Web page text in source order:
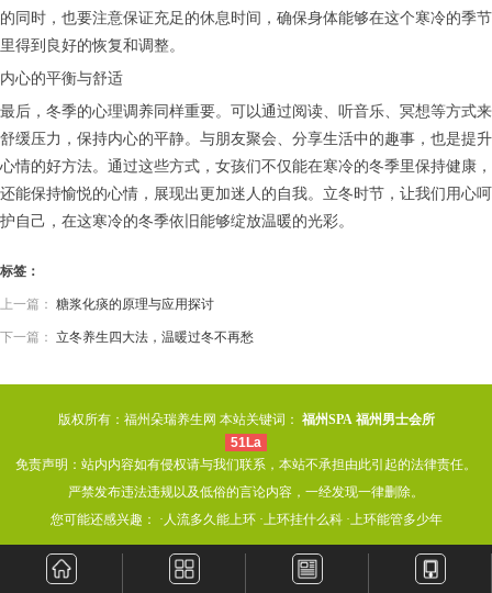
的同时，也要注意保证充足的休息时间，确保身体能够在这个寒冷的季节
里得到良好的恢复和调整。
内心的平衡与舒适
最后，冬季的心理调养同样重要。可以通过阅读、听音乐、冥想等方式来
舒缓压力，保持内心的平静。与朋友聚会、分享生活中的趣事，也是提升
心情的好方法。通过这些方式，女孩们不仅能在寒冷的冬季里保持健康，
还能保持愉悦的心情，展现出更加迷人的自我。立冬时节，让我们用心呵
护自己，在这寒冷的冬季依旧能够绽放温暖的光彩。
标签：
上一篇： 糖浆化痰的原理与应用探讨
下一篇： 立冬养生四大法，温暖过冬不再愁
版权所有：福州朵瑞养生网 本站关键词： 福州SPA 福州男士会所
51La
免责声明：站内内容如有侵权请与我们联系，本站不承担由此引起的法律责任。
严禁发布违法违规以及低俗的言论内容，一经发现一律删除。
您可能还感兴趣： · 人流多久能上环· 上环挂什么科· 上环能管多少年